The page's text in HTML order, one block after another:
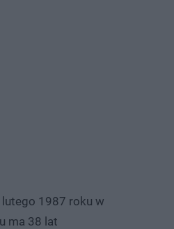
lutego 1987 roku w
ma 38 lat